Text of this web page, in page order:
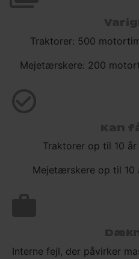
Traktorer: 500
Mejetærskere: 200
Kan
Traktorer op til 10
Mejetærskere op til
Interne fejl, der påvirker